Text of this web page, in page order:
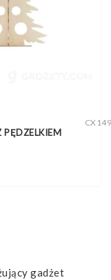
PĘDZELKIEM
gadżet